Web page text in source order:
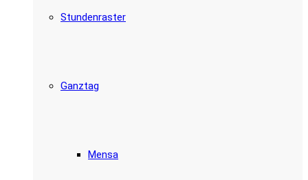
Stundenraster
Ganztag
Mensa